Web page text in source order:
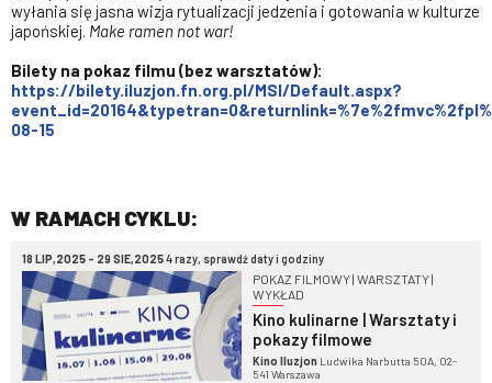
wyłania się jasna wizja rytualizacji jedzenia i gotowania w kulturze
japońskiej. Make ramen not war!
Bilety na pokaz filmu (bez warsztatów):
https://bilety.iluzjon.fn.org.pl/MSI/Default.aspx?
08-15
W RAMACH CYKLU:
18 LIP,2025 - 29 SIE,20254 razy, sprawdź daty i godziny
POKAZ FILMOWY | WARSZTATY |
WYKŁAD
Kino kulinarne | Warsztaty i
pokazy filmowe
Kino Iluzjon Ludwika Narbutta 50A, 02-
541 Warszawa